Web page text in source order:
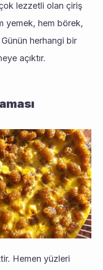
çok lezzetli olan çiriş
yemek, hem börek,
herhangi bir
açıktır.
Hemen yüzleri